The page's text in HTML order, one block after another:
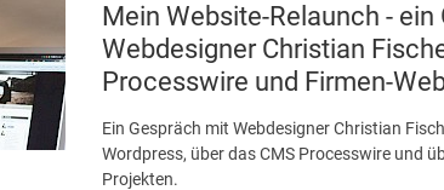
Mein Website-Relaunch -
Webdesigner Christian
Processwire und Firmen-
Ein Gespräch mit Webdesigner Christian
Wordpress, über das CMS Processwire und
Projekten.